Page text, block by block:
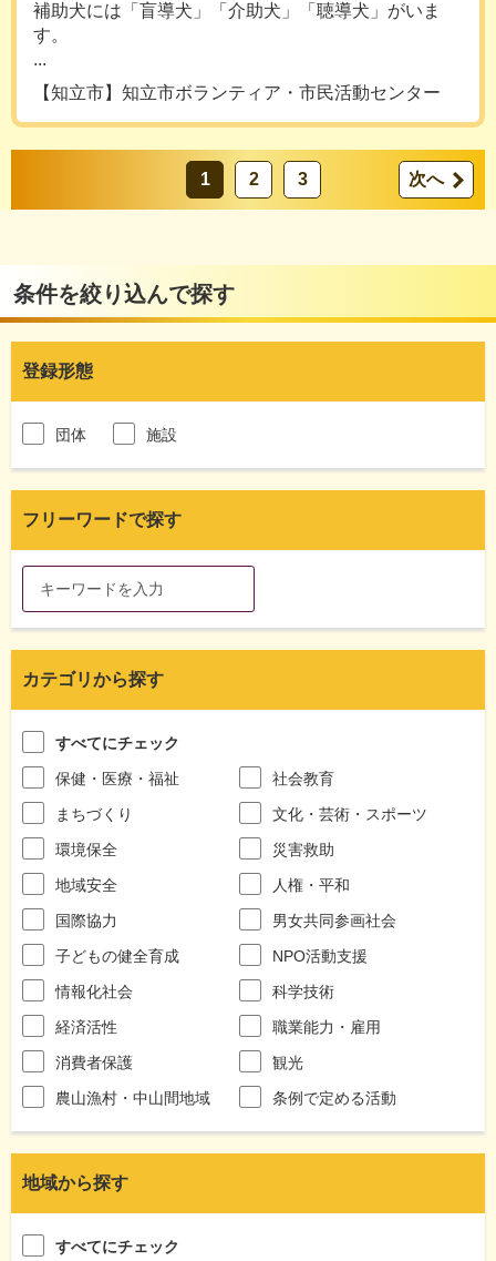
補助犬には「盲導犬」「介助犬」「聴導犬」がいま
す。
...
【知立市】知立市ボランティア・市民活動センター
1 2 3 次へ
条件を絞り込んで探す
登録形態
団体 施設
フリーワードで探す
カテゴリから探す
すべてにチェック
保健・医療・福祉
社会教育
まちづくり
文化・芸術・スポーツ
環境保全
災害救助
地域安全
人権・平和
国際協力
男女共同参画社会
子どもの健全育成
NPO活動支援
情報化社会
科学技術
経済活性
職業能力・雇用
消費者保護
観光
農山漁村・中山間地域
条例で定める活動
地域から探す
すべてにチェック